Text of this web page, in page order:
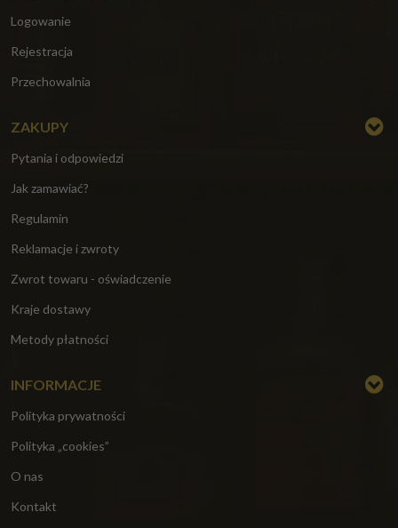
Logowanie
Rejestracja
Przechowalnia
ZAKUPY
Pytania i odpowiedzi
Jak zamawiać?
Regulamin
Reklamacje i zwroty
Zwrot towaru - oświadczenie
Kraje dostawy
Metody płatności
INFORMACJE
Polityka prywatności
Polityka „cookies”
O nas
Kontakt